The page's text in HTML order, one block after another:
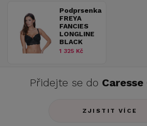
Podprsenka
FREYA
FANCIES
LONGLINE
BLACK
1 325 Kč
Přidejte se do Caresse
ZJISTIT VÍCE